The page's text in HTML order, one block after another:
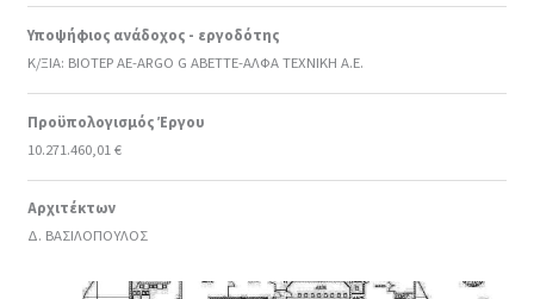
Υποψήφιος ανάδοχος - εργοδότης
Κ/ΞΙΑ: ΒΙΟΤΕΡ ΑΕ-ARGO G ABETTE-AΛΦΑ ΤΕΧΝΙΚΗ Α.Ε.
Προϋπολογισμός Έργου
10.271.460,01 €
Αρχιτέκτων
Δ. ΒΑΣΙΛΟΠΟΥΛΟΣ